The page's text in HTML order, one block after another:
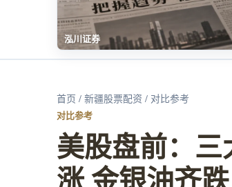
泓川证券
首页 / 新疆股票配资 / 对比参考
对比参考
美股盘前：
涨 金银油齐跌